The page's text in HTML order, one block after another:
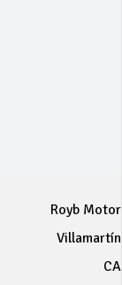
Royb Motor
Villamartín
CA